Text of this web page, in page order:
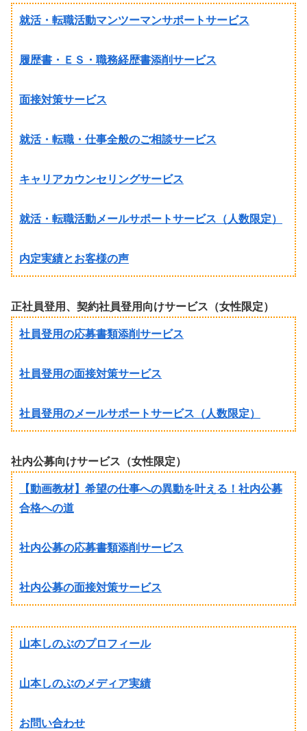
就活・転職活動マンツーマンサポートサービス
履歴書・ＥＳ・職務経歴書添削サービス
面接対策サービス
就活・転職・仕事全般のご相談サービス
キャリアカウンセリングサービス
就活・転職活動メールサポートサービス（人数限定）
内定実績とお客様の声
正社員登用、契約社員登用向けサービス（女性限定）
社員登用の応募書類添削サービス
社員登用の面接対策サービス
社員登用のメールサポートサービス（人数限定）
社内公募向けサービス（女性限定）
【動画教材】希望の仕事への異動を叶える！社内公募
合格への道
社内公募の応募書類添削サービス
社内公募の面接対策サービス
山本しのぶのプロフィール
山本しのぶのメディア実績
お問い合わせ